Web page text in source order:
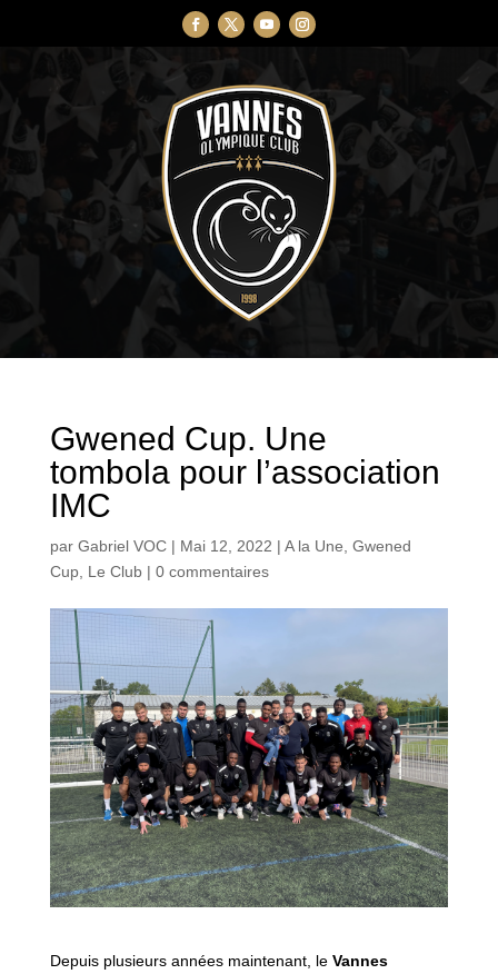
Gwened Cup. Une
tombola pour l’association
IMC
par Gabriel VOC| Mai 12, 2022 | A la Une, Gwened
Cup, Le Club| 0 commentaires
Depuis plusieurs années maintenant, leVannes